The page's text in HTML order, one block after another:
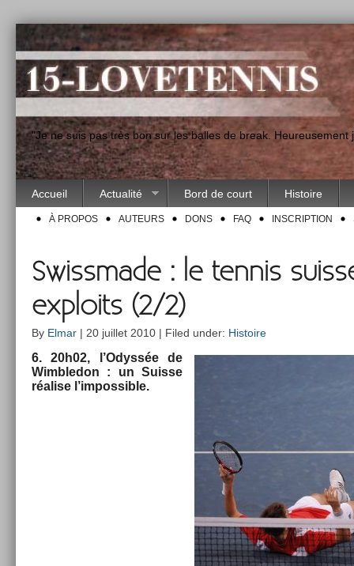
"Je ne suis pas très bon sur les balles de break.
Accueil Actualité Bord de court Histoire
À PROPOS AUTEURS DONS FAQ INSCRIPTION
Swissmade : le tennis
exploits (2/2)
By Elmar | 20 juillet 2010 | Filed under: Histoire
6. 20h02, l’Odyssée de
Wimbledon : un Suis­se
réalise l’im­possib­le.